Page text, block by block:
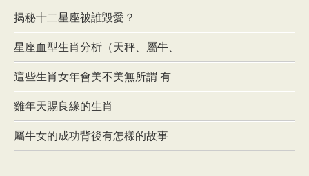
揭秘十二星座被誰毀愛？
星座血型生肖分析（天秤、屬牛、
這些生肖女年會美不美無所謂 有
雞年天賜良緣的生肖
屬牛女的成功背後有怎樣的故事